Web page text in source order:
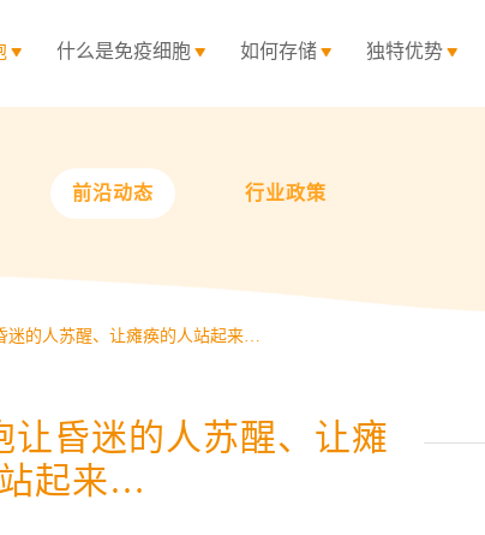
什么是免疫细胞 如何存储 独特优势
前沿动态 行业政策
迷的人苏醒、让瘫痪的人站起来…
让昏迷的人苏醒、让瘫
起来…